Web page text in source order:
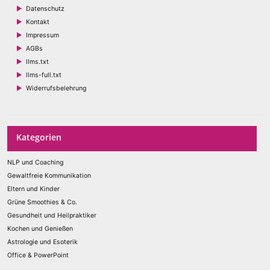
Datenschutz
Kontakt
Impressum
AGBs
llms.txt
llms-full.txt
Widerrufsbelehrung
Kategorien
NLP und Coaching
Gewaltfreie Kommunikation
Eltern und Kinder
Grüne Smoothies & Co.
Gesundheit und Heilpraktiker
Kochen und Genießen
Astrologie und Esoterik
Office & PowerPoint